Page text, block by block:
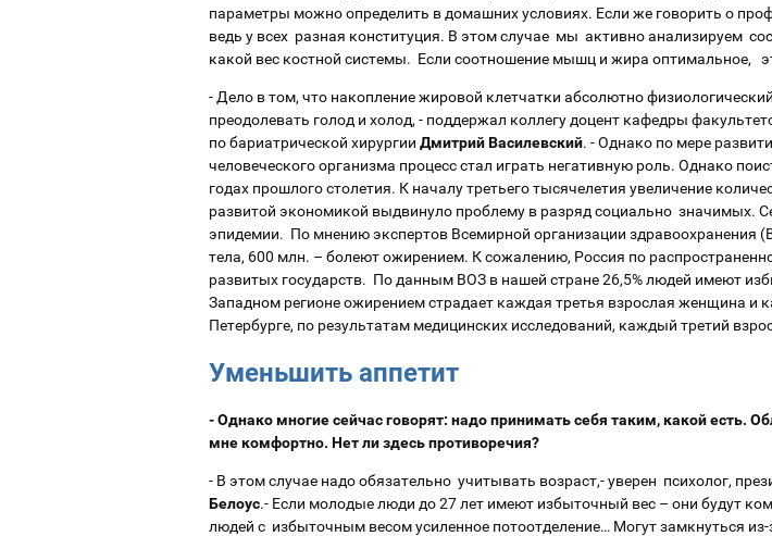
параметры можно определить в домашних условиях. Если же говорить о
ведь у всех разная конституция. В этом случае мы активно анализируем
какой вес костной системы. Если соотношение мышц и жира оптимальное,
- Дело в том, что накопление жировой клетчатки абсолютно
преодолевать голод и холод, - поддержал коллегу доцент кафедры
по бариатрической хирургии Дмитрий Василевский. - Однако по мере
человеческого организма процесс стал играть негативную роль. Однако
годах прошлого столетия. К началу третьего тысячелетия увеличение
развитой экономикой выдвинуло проблему в разряд социально значимых.
эпидемии. По мнению экспертов Всемирной организации здравоохранения
тела, 600 млн. – болеют ожирением. К сожалению, Россия по
развитых государств. По данным ВОЗ в нашей стране 26,5% людей имеют
Западном регионе ожирением страдает каждая третья взрослая женщина
Петербурге, по результатам медицинских исследований, каждый третий
Уменьшить аппетит
- Однако многие сейчас говорят: надо принимать себя таким, какой есть.
мне комфортно. Нет ли здесь противоречия?
- В этом случае надо обязательно учитывать возраст,- уверен психолог,
Белоус.- Если молодые люди до 27 лет имеют избыточный вес – они будут
людей с избыточным весом усиленное потоотделение… Могут замкнуться